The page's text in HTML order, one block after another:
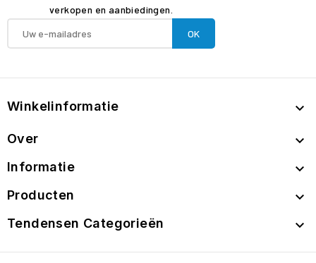
verkopen en aanbiedingen.
Winkelinformatie 
Over 
Informatie 
Producten 
Tendensen Categorieën 